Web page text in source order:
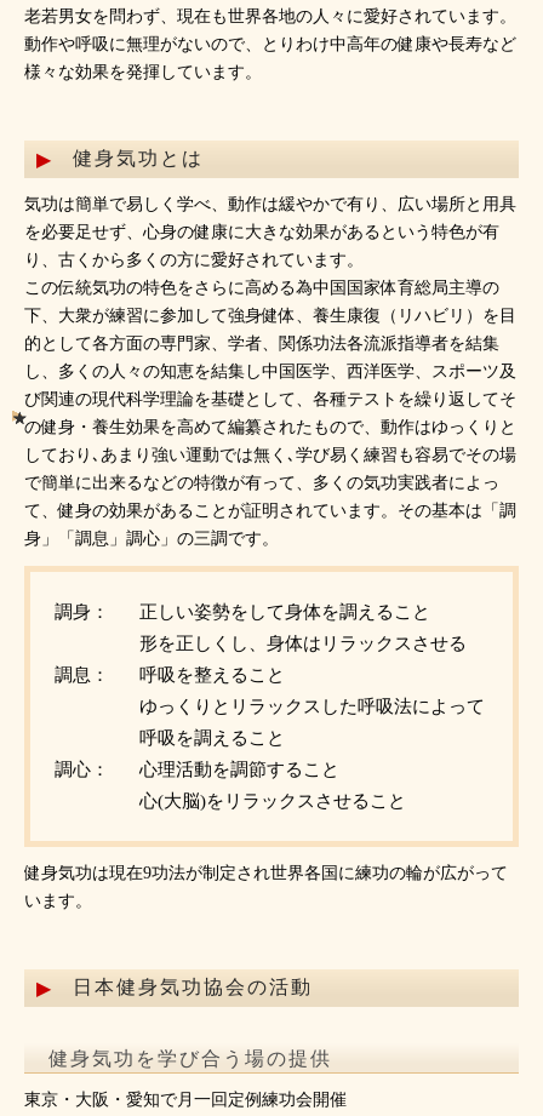
老若男女を問わず、現在も世界各地の人々に愛好されています。
動作や呼吸に無理がないので、とりわけ中高年の健康や長寿など
様々な効果を発揮しています。
健身気功とは
気功は簡単で易しく学べ、動作は緩やかで有り、広い場所と用具
を必要足せず、心身の健康に大きな効果があるという特色が有
り、古くから多くの方に愛好されています。
この伝統気功の特色をさらに高める為中国国家体育総局主導の
下、大衆が練習に参加して強身健体、養生康復（リハビリ）を目
的として各方面の専門家、学者、関係功法各流派指導者を結集
し、多くの人々の知恵を結集し中国医学、西洋医学、スポーツ及
び関連の現代科学理論を基礎として、各種テストを繰り返してそ
の健身・養生効果を高めて編纂されたもので、動作はゆっくりと
しており､あまり強い運動では無く､学び易く練習も容易でその場
で簡単に出来るなどの特徴が有って、多くの気功実践者によっ
て、健身の効果があることが証明されています。その基本は「調
身」「調息」調心」の三調です。
調身：
正しい姿勢をして身体を調えること
形を正しくし、身体はリラックスさせる
調息：
呼吸を整えること
ゆっくりとリラックスした呼吸法によって
呼吸を調えること
調心：
心理活動を調節すること
心(大脳)をリラックスさせること
健身気功は現在9功法が制定され世界各国に練功の輪が広がって
います。
日本健身気功協会の活動
健身気功を学び合う場の提供
東京・大阪・愛知で月一回定例練功会開催